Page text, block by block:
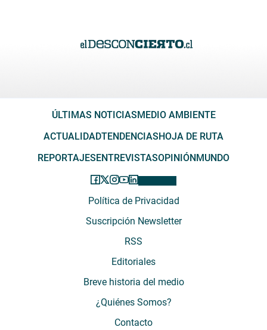
ÚLTIMAS NOTICIAS MEDIO AMBIENTE
ACTUALIDADTENDENCIAS HOJA DE RUTA
REPORTAJES ENTREVISTASOPINIÓN MUNDO
Política de Privacidad
Suscripción Newsletter
RSS
Editoriales
Breve historia del medio
¿Quiénes Somos?
Contacto